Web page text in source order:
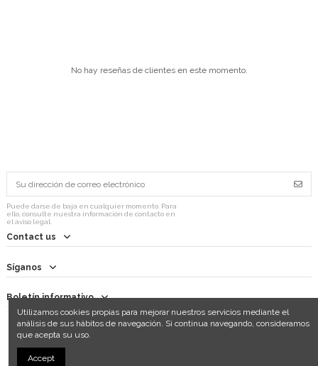
No hay reseñas de clientes en este momento.
Puede darse de baja en cualquier momento. Para
ello, consulte nuestra información de contacto en
el aviso legal.
Contact us
Síganos
Boletín informativo
Utilizamos cookies propias para mejorar nuestros servicios mediante el
análisis de sus hábitos de navegación. Si continua navegando, consideramos
que acepta su uso.
Accept